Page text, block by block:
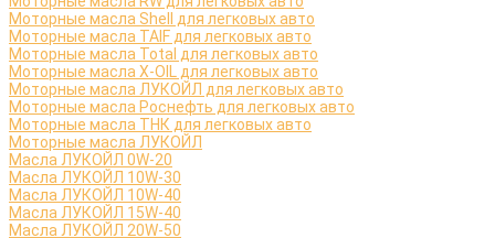
Моторные масла Shell для легковых авто
Моторные масла TAIF для легковых авто
Моторные масла Total для легковых авто
Моторные масла X-OIL для легковых авто
Моторные масла ЛУКОЙЛ для легковых авто
Моторные масла Роснефть для легковых авто
Моторные масла ТНК для легковых авто
Моторные масла ЛУКОЙЛ
Масла ЛУКОЙЛ 0W-20
Масла ЛУКОЙЛ 10W-30
Масла ЛУКОЙЛ 10W-40
Масла ЛУКОЙЛ 15W-40
Масла ЛУКОЙЛ 20W-50